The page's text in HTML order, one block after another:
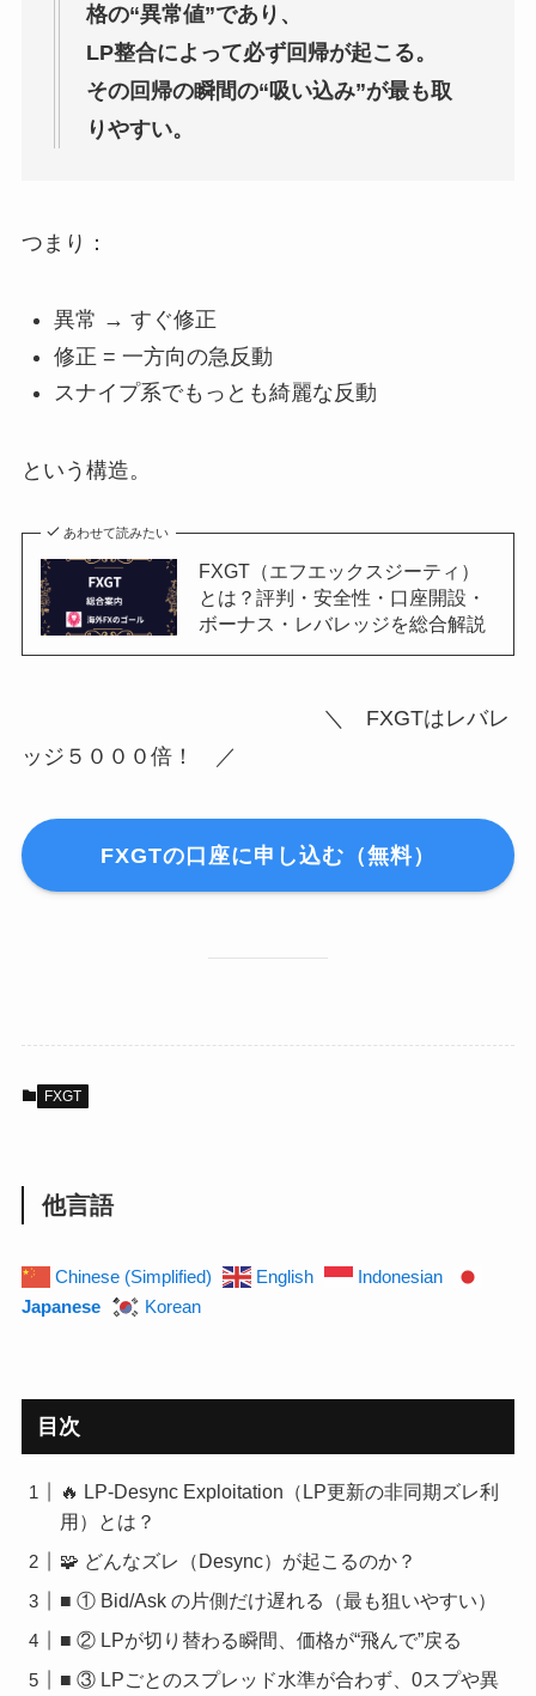
格の“異常値”であり、
LP整合によって必ず回帰が起こる。
その回帰の瞬間の“吸い込み”が最も取
りやすい。
つまり：
異常 → すぐ修正
修正 = 一方向の急反動
スナイプ系でもっとも綺麗な反動
という構造。
あわせて読みたい
FXGT（エフエックスジーティ）
とは？評判・安全性・口座開設・
ボーナス・レバレッジを総合解説
＼ FXGTはレバレ
ッジ５０００倍！ ／
FXGTの口座に申し込む（無料）
FXGT
他言語
Chinese (Simplified) English
Indonesian
Japanese
Korean
目次
🔥 LP-Desync Exploitation（LP更新の非同期ズレ利
用）とは？
🧩 どんなズレ（Desync）が起こるのか？
■ ① Bid/Ask の片側だけ遅れる（最も狙いやすい）
■ ② LPが切り替わる瞬間、価格が“飛んで”戻る
■ ③ LPごとのスプレッド水準が合わず、0スプや異